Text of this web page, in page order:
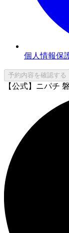
個人情報保
予約内容を確認する
【公式】ニパチ